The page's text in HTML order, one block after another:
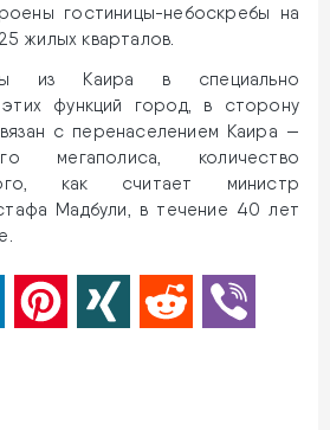
гостиницы-небоскребы на
жилых кварталов.
из Каира в специально
функций город, в сторону
с перенаселением Каира —
мегаполиса, количество
как считает министр
Мадбули, в течение 40 лет
LinkedIn Pinterest XING Reddit